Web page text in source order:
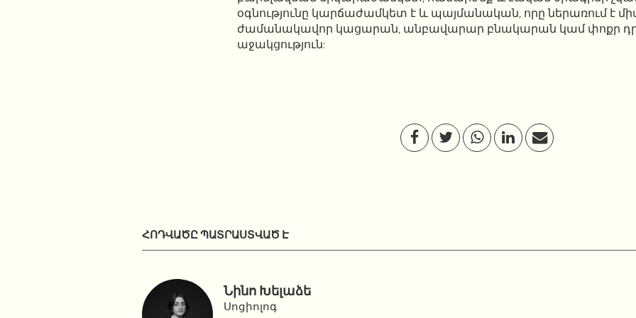
օգնությունը կարճաժամկետ է և պայմանական, որը ներառում է
ժամանակավոր կացարան, անբավարար բնակարան կամ փոքր
աջակցություն:
ՀՈԴՎԱԾԸ ՊԱՏՐԱՍՏՎԱԾ Է
Նինո Խելաձե
Սոցիոլոգ